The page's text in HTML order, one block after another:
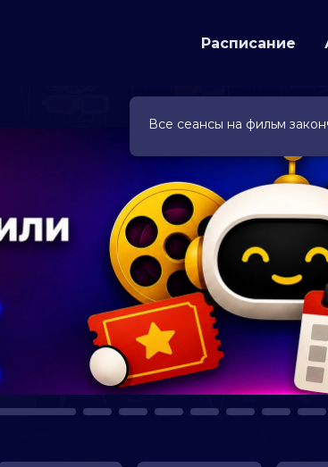
Расписание
Все сеансы на фильм